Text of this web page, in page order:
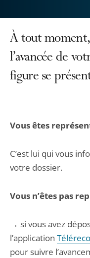
À tout moment,
l’avancée de
figure se
Vous êtes
C’est lui qui vous
votre dossier.
Vous n’êtes pas
→ si vous avez
l’application
pour suivre